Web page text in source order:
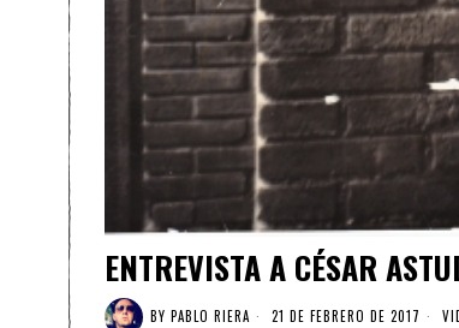
ENTREVISTA A CÉSAR
BY PABLO RIERA 21 DE FEBRERO DE 2017